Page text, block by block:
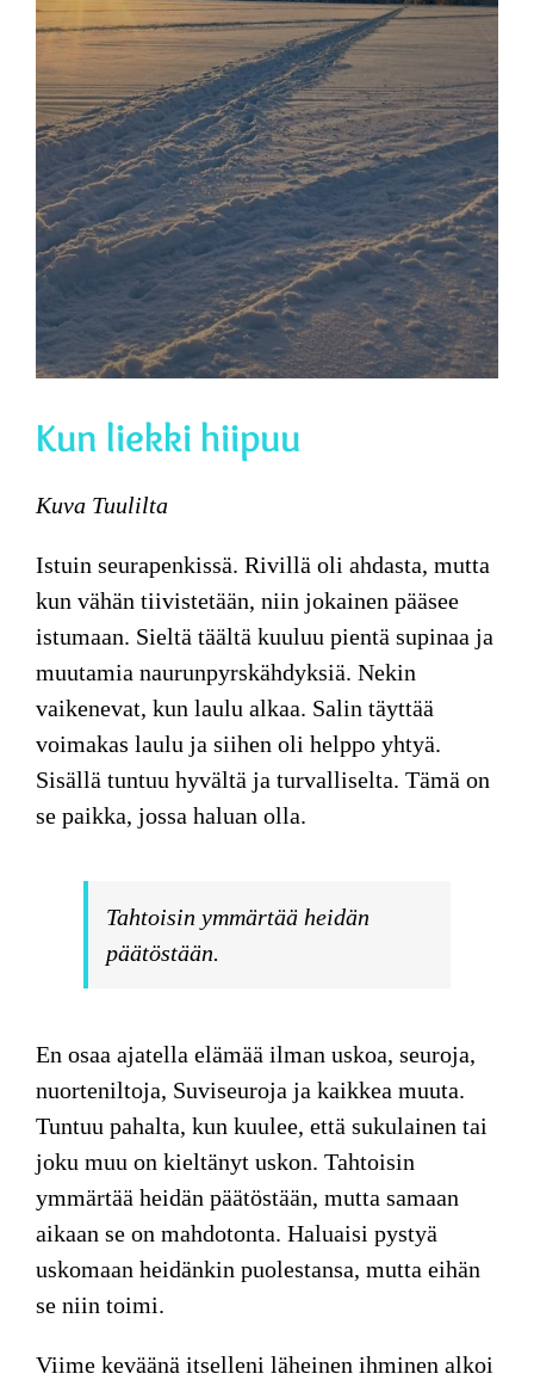
Kun liekki hiipuu
Kuva Tuulilta
Istuin seurapenkissä. Rivillä oli ahdasta, mutta
kun vähän tiivistetään, niin jokainen pääsee
istumaan. Sieltä täältä kuuluu pientä supinaa ja
muutamia naurunpyrskähdyksiä. Nekin
vaikenevat, kun laulu alkaa. Salin täyttää
voimakas laulu ja siihen oli helppo yhtyä.
Sisällä tuntuu hyvältä ja turvalliselta. Tämä on
se paikka, jossa haluan olla.
Tahtoisin ymmärtää heidän
päätöstään.
En osaa ajatella elämää ilman uskoa, seuroja,
nuorteniltoja, Suviseuroja ja kaikkea muuta.
Tuntuu pahalta, kun kuulee, että sukulainen tai
joku muu on kieltänyt uskon. Tahtoisin
ymmärtää heidän päätöstään, mutta samaan
aikaan se on mahdotonta. Haluaisi pystyä
uskomaan heidänkin puolestansa, mutta eihän
se niin toimi.
Viime keväänä itselleni läheinen ihminen alkoi